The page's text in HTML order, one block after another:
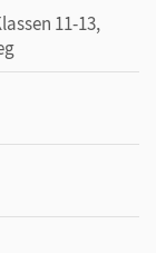
11-13,